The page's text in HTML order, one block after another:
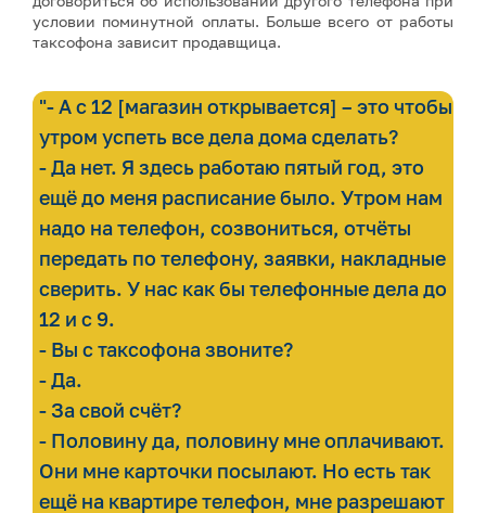
условии поминутной оплаты. Больше всего от работы
таксофона зависит продавщица.
"- А с 12 [магазин открывается] – это чтобы
утром успеть все дела дома сделать?
- Да нет. Я здесь работаю пятый год, это
ещё до меня расписание было. Утром нам
надо на телефон, созвониться, отчёты
передать по телефону, заявки, накладные
сверить. У нас как бы телефонные дела до
12 и с 9.
- Вы с таксофона звоните?
- Да.
- За свой счёт?
- Половину да, половину мне оплачивают.
Они мне карточки посылают. Но есть так
ещё на квартире телефон, мне разрешают